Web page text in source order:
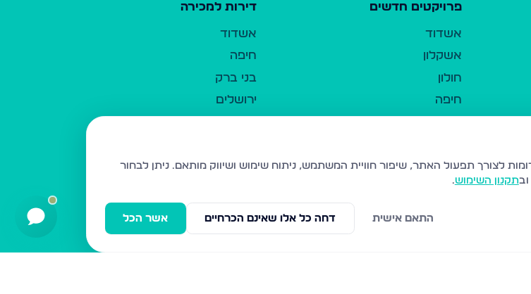
פרויקטים חדשים
אשדוד
אשקלון
חולון
חיפה
נהריה
עמנואל
דירות למכירה
אשדוד
חיפה
בני ברק
ירושלים
בית שמש
ביתר עילית
ניתן לבחור
ובתקנון השימוש.
אשר הכל דחה כל אלו שאינם הכרחיים התאם אישית